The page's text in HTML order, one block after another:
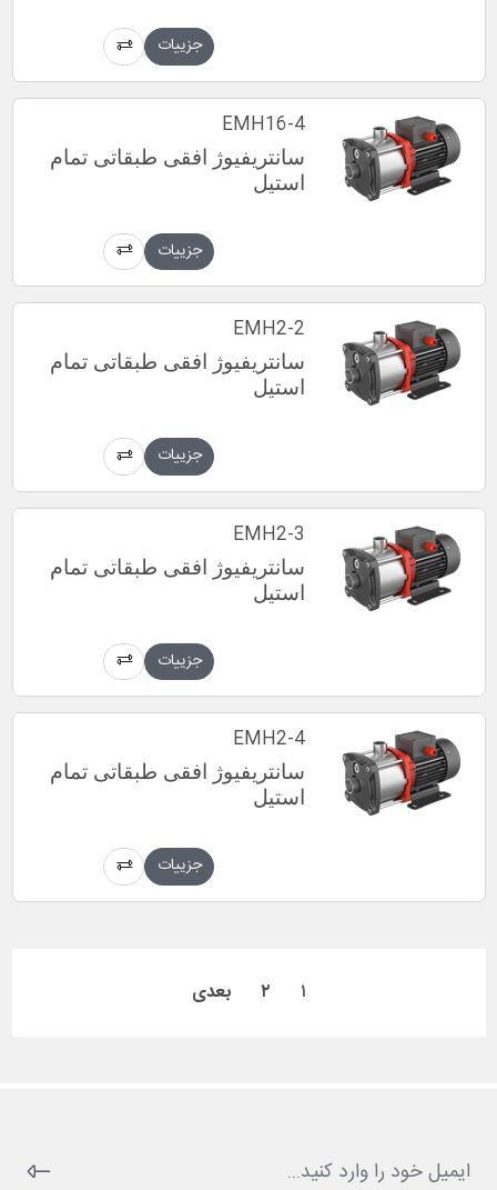
جزییات
EMH16-4
سانتریفیوژ افقی طبقاتی تمام
استیل
جزییات
EMH2-2
سانتریفیوژ افقی طبقاتی تمام
استیل
جزییات
EMH2-3
سانتریفیوژ افقی طبقاتی تمام
استیل
جزییات
EMH2-4
سانتریفیوژ افقی طبقاتی تمام
استیل
جزییات
۱ ۲ بعدی